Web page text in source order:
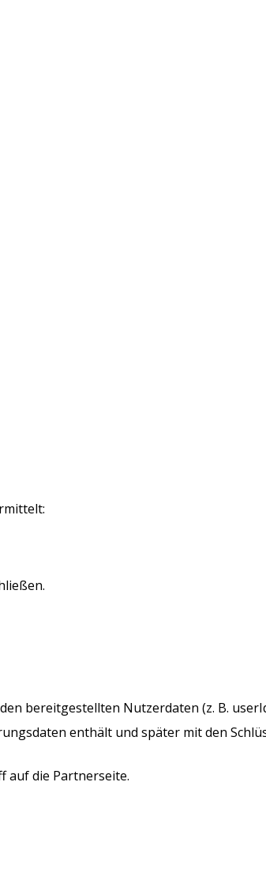
bereitgestellten Nutzerdaten (z. B.
enthält und später mit den
auf die Partnerseite.